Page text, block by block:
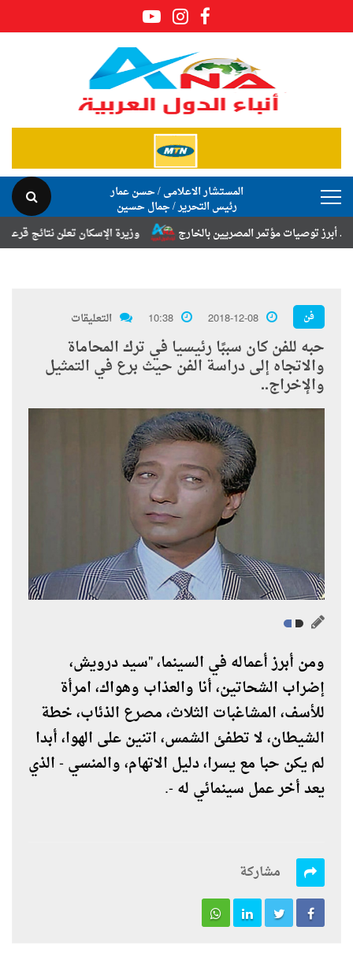
المستشار الاعلامى / حسن عمار
رئيس التحرير / جمال حسين
وزيرة الإسكان تعلن نتائج قرعة تخصيص
مؤتمر المصريين بالخارج
فن 2018-12-08
10:38 التعليقات
حبه للفن كان سببًا رئيسيا في ترك المحاماة
والاتجاه إلى دراسة الفن حيث برع في التمثيل
والإخراج..
ومن أبرز أعماله في السينما، "سيد درويش،
إضراب الشحاتين، أنا والعذاب وهواك، امرأة
للأسف، المشاغبات الثلاث، مصرع الذئاب، خطة
الشيطان، لا تطفئ الشمس، اتنين على الهوا، أبدا
لم يكن حبا مع يسرا، دليل الاتهام، والمنسي - الذي
يعد أخر عمل سينمائي له -.
مشاركة